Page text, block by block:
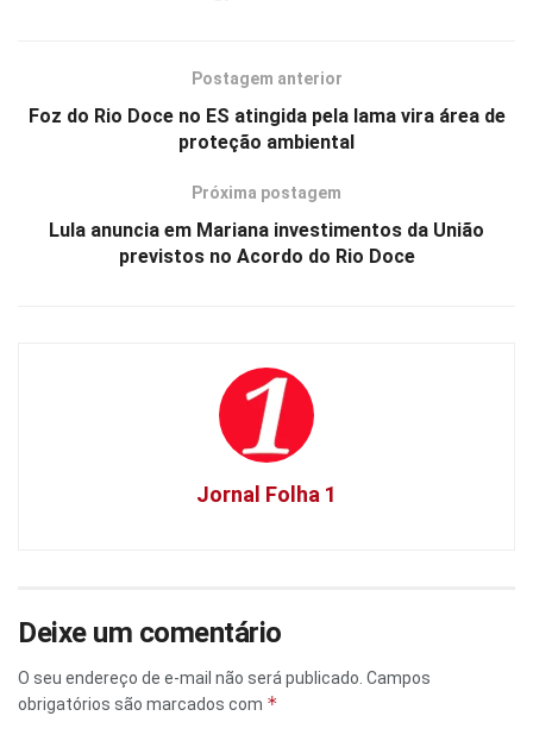
Postagem anterior
Foz do Rio Doce no ES atingida pela lama vira área de
proteção ambiental
Próxima postagem
Lula anuncia em Mariana investimentos da União
previstos no Acordo do Rio Doce
Jornal Folha 1
Deixe um comentário
O seu endereço de e-mail não será publicado. Campos
obrigatórios são marcados com *